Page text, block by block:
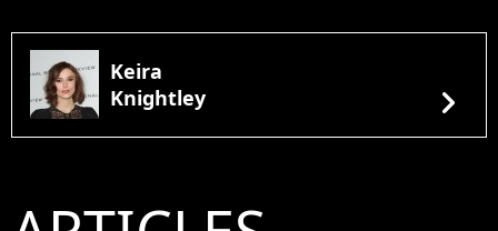
Keira
Knightley
chevron_right